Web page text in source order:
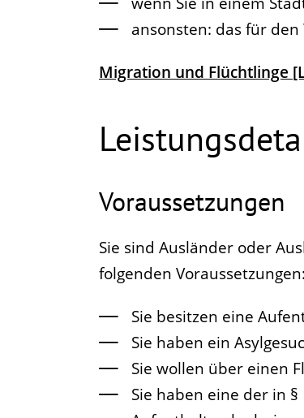
ansonsten: das für
Migration und Flüchtlinge
Voraussetzungen
Sie sind Ausländer oder
folgenden Voraussetzungen:
Sie besitzen eine
Sie haben ein
Sie wollen über einen
Sie haben eine der in